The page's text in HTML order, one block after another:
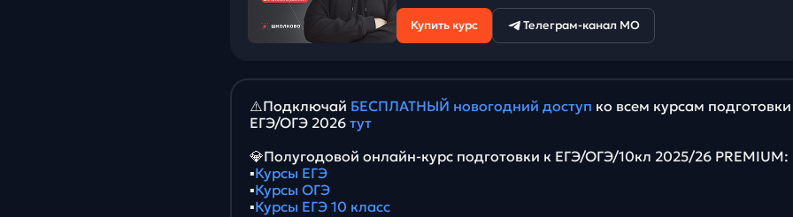
Купить курс Телеграм-канал МО
⚠️Подключай БЕСПЛАТНЫЙ новогодний доступ ко всем курсам
ЕГЭ/ОГЭ 2026 тут
💎Полугодовой онлайн-курс подготовки к ЕГЭ/ОГЭ/10кл 2025/26 PREMIUM:
▪️Курсы ЕГЭ
▪️Курсы ОГЭ
▪️Курсы ЕГЭ 10 класс